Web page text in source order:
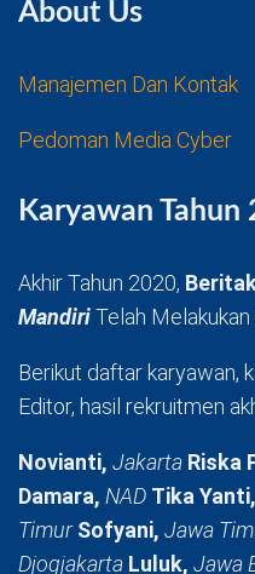
About Us
Manajemen Dan Kontak
Pedoman Media Cyber
Karyawan Tahun
Akhir Tahun 2020,
MandiriTelah
Berikut daftar karyawan,
Editor, hasil rekruitmen
Novianti, Jakarta Riska
Damara, NAD Tika Yanti,
TimurSofyani, Jawa
Djogjakarta Luluk, Jawa